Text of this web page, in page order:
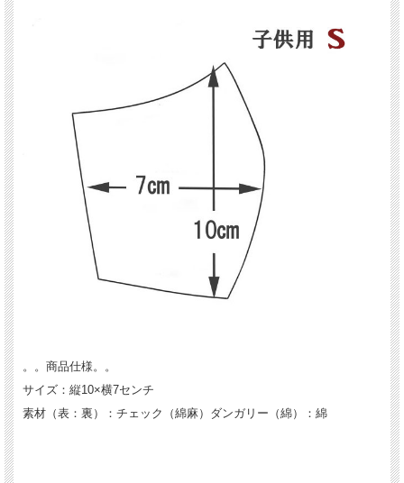
。。商品仕様。。
サイズ：縦10×横7センチ
素材（表：裏）：チェック（綿麻）ダンガリー（綿）：綿